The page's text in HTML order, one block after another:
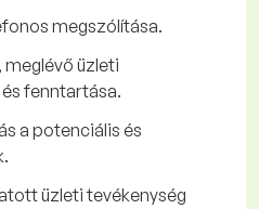
megszólítása.
meglévő üzleti
fenntartása.
a potenciális és
üzleti tevékenység